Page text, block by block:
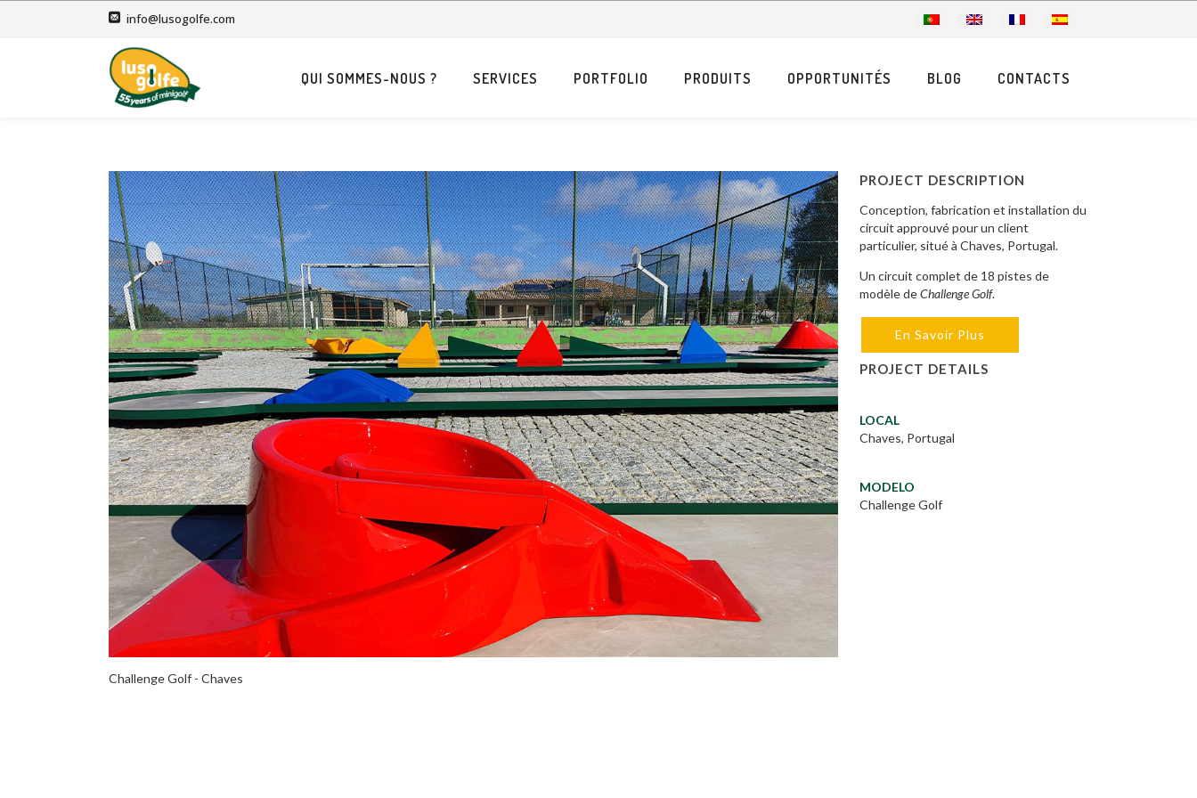
info@lusogolfe.com
QUI SOMMES-NOUS ? SERVICES PORTFOLIO PRODUITS OPPORTUNITÉS BLOG CONTACTS
Challenge Golf - Chaves
PROJECT DESCRIPTION
Conception, fabrication et installation du
circuit approuvé pour un client
particulier, situé à Chaves, Portugal.
Un circuit complet de 18 pistes de
modèle deChallenge Golf.
En Savoir Plus
PROJECT DETAILS
LOCAL
Chaves, Portugal
MODELO
Challenge Golf